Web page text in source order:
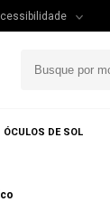
ÓCULOS DE SOL